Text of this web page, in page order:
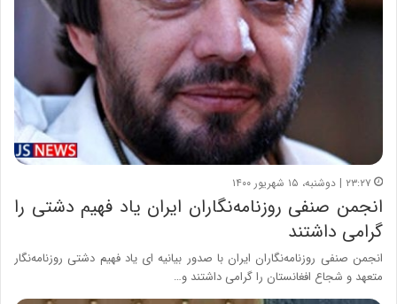
۲۳:۲۷ | دوشنبه، ۱۵ شهریور ۱۴۰۰
انجمن صنفی روزنامه‌نگاران ایران یاد فهیم دشتی را
گرامی داشتند
انجمن صنفی روزنامه‌نگاران ایران با صدور بیانیه ای یاد فهیم دشتی روزنامه‌نگار
متعهد و شجاع افغانستان را گرامی داشتند و…